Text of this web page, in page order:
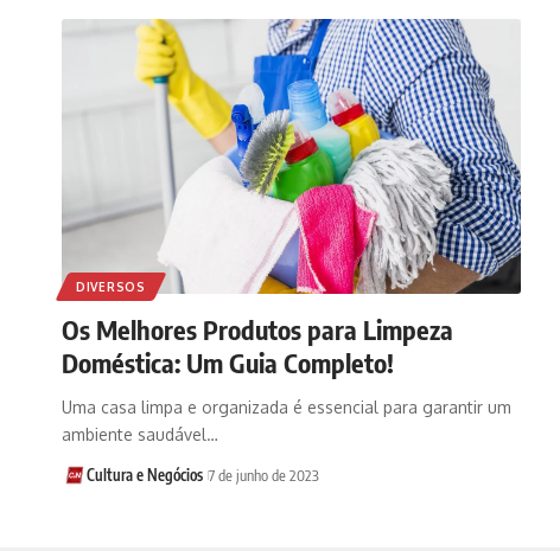
DIVERSOS
Os Melhores Produtos para Limpeza
Doméstica: Um Guia Completo!
Uma casa limpa e organizada é essencial para garantir um
ambiente saudável…
Cultura e Negócios 7 de junho de 2023